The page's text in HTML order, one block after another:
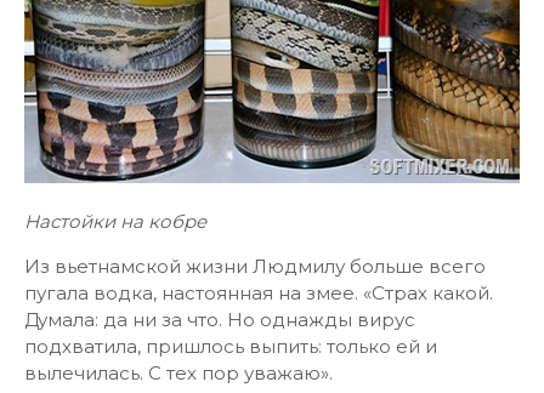
Настойки на кобре
Из вьетнамской жизни Людмилу больше всего
пугала водка, настоянная на змее. «Страх какой.
Думала: да ни за что. Но однажды вирус
подхватила, пришлось выпить: только ей и
вылечилась. С тех пор уважаю».